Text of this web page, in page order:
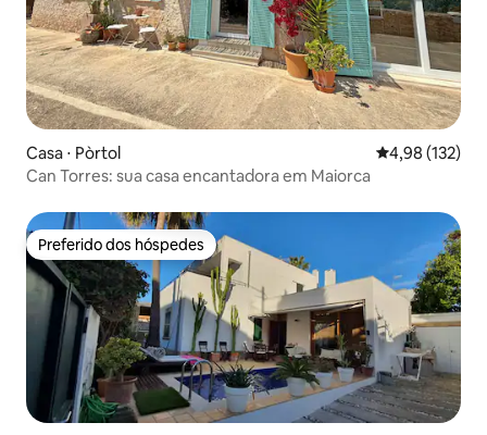
Casa ⋅ Pòrtol 4,98 de uma
4,98 (132)
Can Torres: sua casa encantadora em Maiorca
Preferido dos hóspedes
Preferido dos hóspedes